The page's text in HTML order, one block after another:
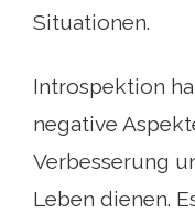
Situationen.
Introspektion
negative
Verbesserung
Leben dienen.